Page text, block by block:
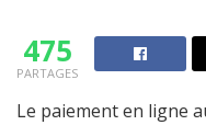
475
PARTAGES
Le paiement en ligne